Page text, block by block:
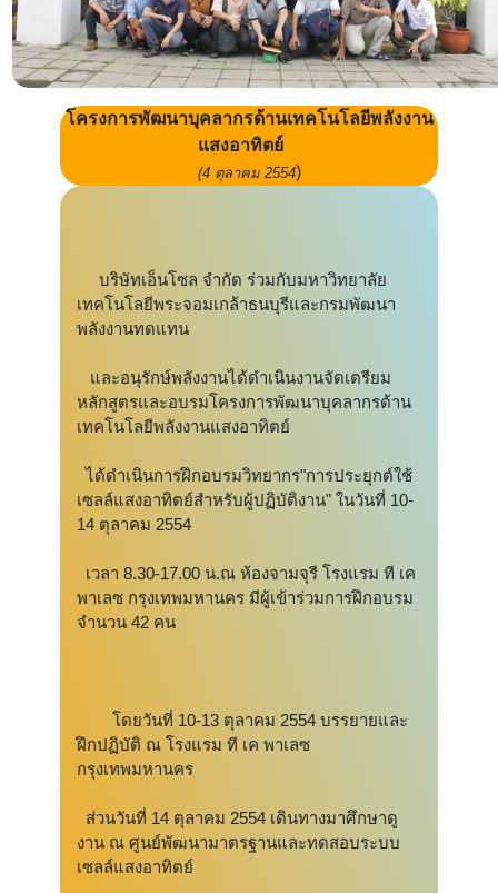
โครงการพัฒนาบุคลากรด้านเทคโนโลยีพลังงาน
แสงอาทิตย์
(4 ตุลาคม 2554)
บริษัทเอ็นโซล จำกัด ร่วมกับมหาวิทยาลัย
เทคโนโลยีพระจอมเกล้าธนบุรีและกรมพัฒนา
พลังงานทดแทน
และอนุรักษ์พลังงานได้ดำเนินงานจัดเตรียม
หลักสูตรและอบรมโครงการพัฒนาบุคลากรด้าน
เทคโนโลยีพลังงานแสงอาทิตย์
ได้ดำเนินการฝึกอบรมวิทยากร"การประยุกต์ใช้
เซลล์แสงอาทิตย์สำหรับผู้ปฏิบัติงาน" ในวันที่ 10-
14 ตุลาคม 2554
เวลา 8.30-17.00 น.ณ ห้องจามจุรี โรงแรม ที เค
พาเลซ กรุงเทพมหานคร มีผู้เข้าร่วมการฝึกอบรม
จำนวน 42 คน
โดยวันที่ 10-13 ตุลาคม 2554 บรรยายและ
ฝึกปฏิบัติ ณ โรงแรม ที เค พาเลซ
กรุงเทพมหานคร
ส่วนวันที่ 14 ตุลาคม 2554 เดินทางมาศึกษาดู
งาน ณ ศูนย์พัฒนามาตรฐานและทดสอบระบบ
เซลล์แสงอาทิตย์